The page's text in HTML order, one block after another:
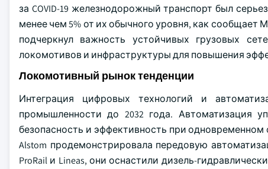
за COVID-19 железнодорожный транспорт был
менее чем 5% от их обычного уровня, как
подчеркнул важность устойчивых грузовых
локомотивов и инфраструктуры для повышения
Локомотивный рынок тенденции
Интеграция цифровых технологий и
промышленности до 2032 года. Автоматизация
безопасность и эффективность при одновременном
Alstom продемонстрировала передовую
ProRail и Lineas, они оснастили дизель-